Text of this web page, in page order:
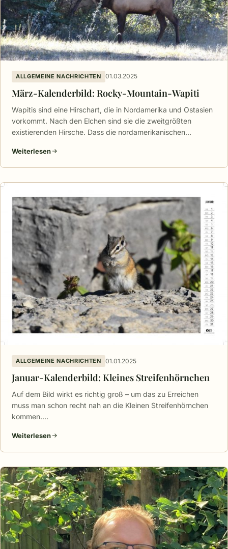
ALLGEMEINE NACHRICHTEN 01.03.2025
März-Kalenderbild: Rocky-Mountain-Wapiti
Wapitis sind eine Hirschart, die in Nordamerika und Ostasien
vorkommt. Nach den Elchen sind sie die zweitgrößten
existierenden Hirsche. Dass die nordamerikanischen…
Weiterlesen
ALLGEMEINE NACHRICHTEN 01.01.2025
Januar-Kalenderbild: Kleines Streifenhörnchen
Auf dem Bild wirkt es richtig groß – um das zu Erreichen
muss man schon recht nah an die Kleinen Streifenhörnchen
kommen.…
Weiterlesen